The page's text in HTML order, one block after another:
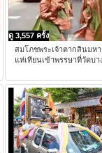
ดู 3,557 ครั้ง
สมโภชพระเจ้าตากสินมห
แห่เทียนเข้าพรรษาที่วัดบา